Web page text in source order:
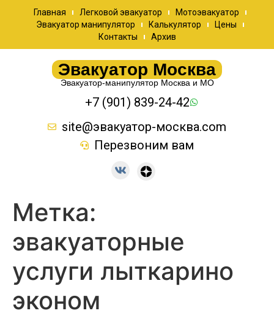
Главная Легковой эвакуатор
Мотоэвакуатор
Эвакуатор манипулятор
Калькулятор
Цены
Контакты
Архив
Эвакуатор Москва
Эвакуатор-манипулятор Москва и МО
+7 (901) 839-24-42
site@эвакуатор-москва.com
Перезвоним вам
Метка:
эвакуаторные
услуги лыткарино
эконом